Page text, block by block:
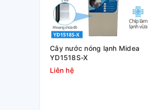
Cây nước nóng lạnh Midea
YD1518S-X
Liên hệ